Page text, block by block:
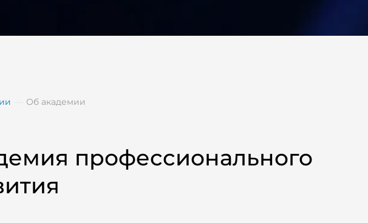
Об академии
профессионального